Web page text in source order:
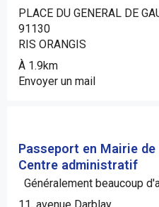
PLACE DU GENERAL DE
91130
RIS ORANGIS
À 1.9km
Envoyer un mail
Passeport en Mairie de
Centre administratif
Généralement beaucoup